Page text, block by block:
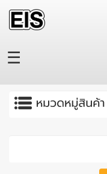
Skip to main content
☰